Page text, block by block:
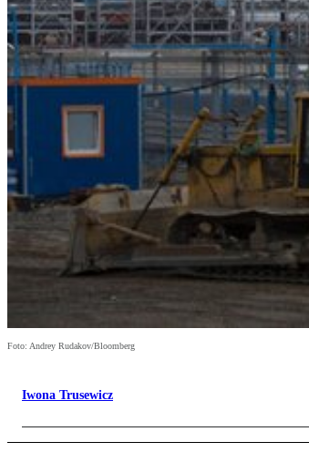
Foto: Andrey Rudakov/Bloomberg
Iwona Trusewicz